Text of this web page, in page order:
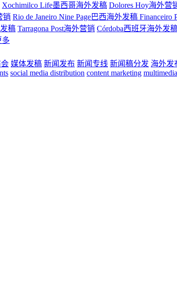
Xochimilco Life墨西哥海外发稿 Dolores Hoy海外营
销 Rio de Janeiro Nine Page巴西海外发稿 Financeiro
稿 Tarragona Post海外营销 Córdoba西班牙海外发
多
媒体发稿 新闻发布 新闻专线 新闻稿分发 海外发
social media distribution content marketing